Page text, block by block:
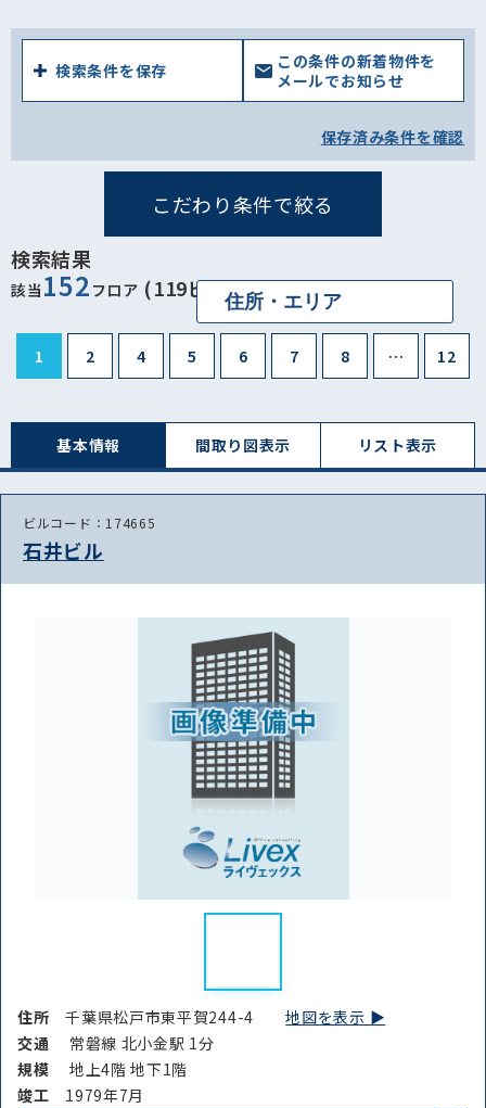
西馬橋広手町(0)
馬橋(1) 新作(1)
中根(0)
中根長津町(0)
栄町(1)
北松戸(0)
竹ケ花(0)
小根本(0)
二十世紀が丘梨元町(0)
二十世紀が丘中松町(0)
二十世紀が丘萩町(3)
松戸(16)
小山(3) 上矢切(0)
中矢切(0)
下矢切(0)
栗山(0)
検索条件を保存
この条件の新着物件を
メールでお知らせ
保存済み条件を確認
こだわり条件で絞る
検索結果
該当 152 フロア (119ビル)
1 2 4 5 6 7 8 … 12
基本情報 間取り図表⽰ リスト表⽰
ビルコード：174665
石井ビル
住所千葉県松戸市東平賀244-4地図を表示 ▶︎
交通
常磐線 北小金駅 1分
規模
地上4階 地下1階
竣⼯ 1979年7月